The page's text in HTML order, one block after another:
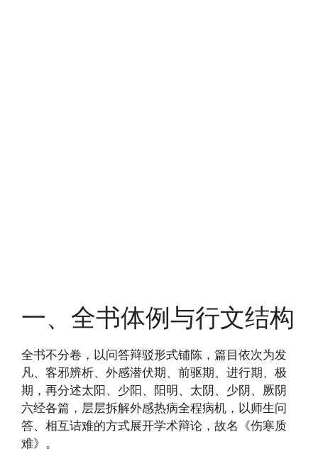
一、全书体例与行文结构
全书不分卷，以问答辩驳形式铺陈，篇目依次为发
凡、客邪辨析、外感潜伏期、前驱期、进行期、极
期，再分述太阳、少阳、阳明、太阴、少阴、厥阴
六经各篇，层层拆解外感热病全程病机，以师生问
答、相互诘难的方式展开学术辩论，故名《伤寒质
难》。